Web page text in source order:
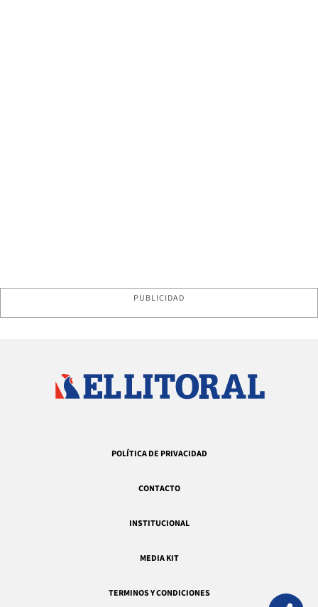
PUBLICIDAD
POLÍTICA DE PRIVACIDAD
CONTACTO
INSTITUCIONAL
MEDIA KIT
TERMINOS Y CONDICIONES